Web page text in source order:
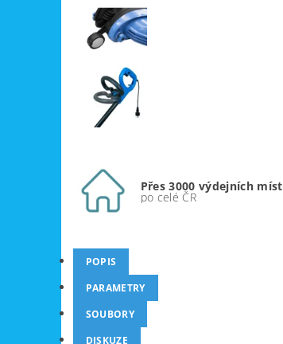
Přes 3000 výdejních míst
po celé ČR
POPIS
PARAMETRY
SOUBORY
DISKUZE